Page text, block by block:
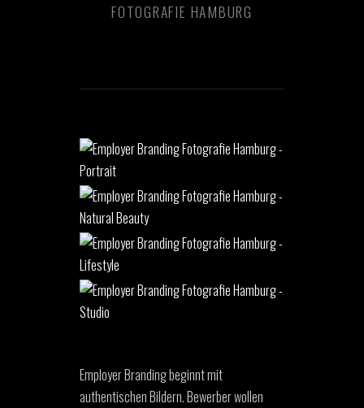
FOTOGRAFIE HAMBURG
Employer Branding beginnt mit
authentischen Bildern. Bewerber wollen